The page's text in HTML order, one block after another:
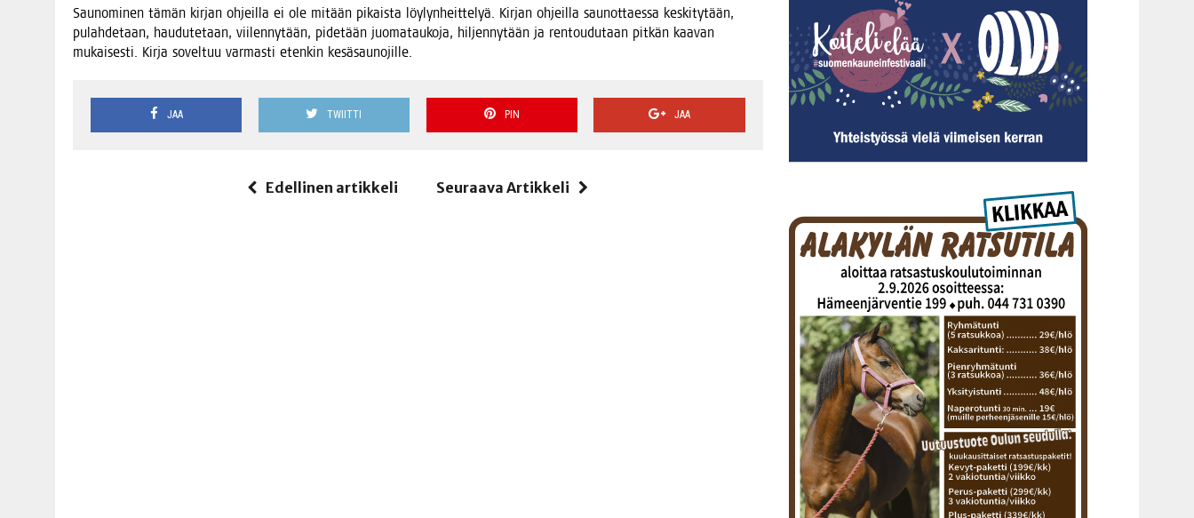
Sau­no­mi­nen tämän kir­jan ohjeil­la ei ole mitään pikais­ta löy­lyn­heit­te­lyä. Kir­jan ohjeil­la sau­not­taes­sa kes­ki­ty­tään,
pulah­de­taan, hau­du­te­taan, vii­len­ny­tään, pide­tään juo­ma­tau­ko­ja, hil­jen­ny­tään ja ren­tou­du­taan pit­kän kaa­van
mukai­ses­ti. Kir­ja sovel­tuu var­mas­ti eten­kin kesäsaunojille.
JAA TWIITTI PIN JAA
Edellinen artikkeli Seuraava Artikkeli